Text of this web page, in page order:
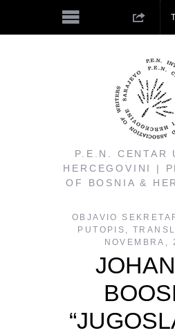
P.E.N. CENTAR
HERCEGOVINI |
OF BOSNIA &
OBJAVIO
PUTOPIS ,
NOVEMBRA,